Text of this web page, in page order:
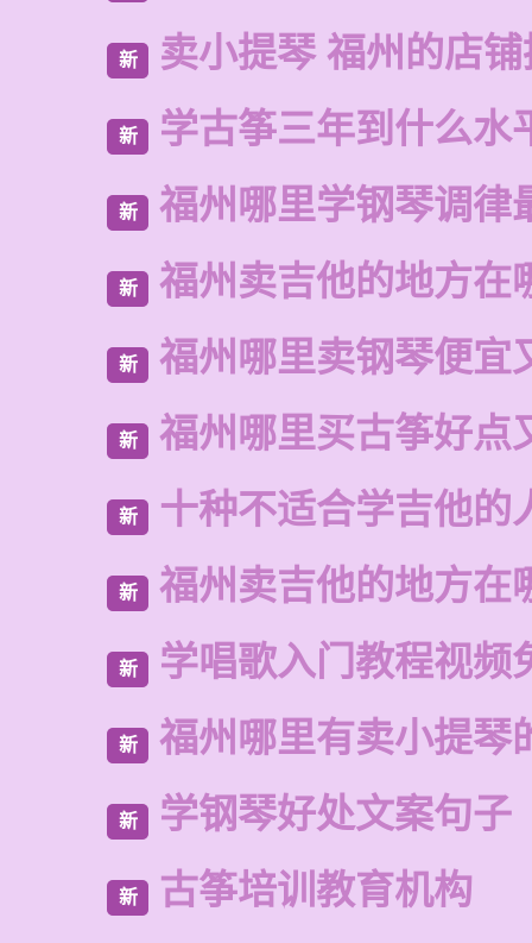
新 卖小提琴 福州的店
新 学古筝三年到什么水
新 福州哪里学钢琴调律
新 福州卖吉他的地方在
新 福州哪里卖钢琴便宜
新 福州哪里买古筝好点
新 十种不适合学吉他的
新 福州卖吉他的地方在
新 学唱歌入门教程视频
新 福州哪里有卖小提琴
新 学钢琴好处文案句子
新 古筝培训教育机构